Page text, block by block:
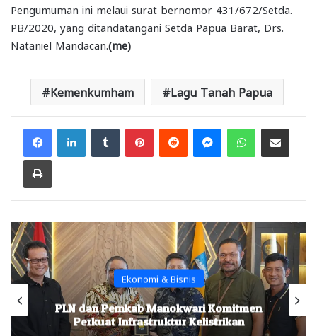
Pengumuman ini melaui surat bernomor 431/672/Setda.
PB/2020, yang ditandatangani Setda Papua Barat, Drs.
Nataniel Mandacan. (me)
Kemenkumham Lagu Tanah Papua
FacebookLinkedInTumblr PinterestReddit MessengerWhatsAppShare via Email
Print
Ekonomi & Bisnis
PLN dan Pemkab Manokwari Komitmen
Perkuat Infrastruktur Kelistrikan